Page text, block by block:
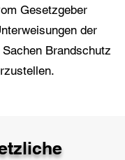
Gesetzgeber
der
Brandschutz